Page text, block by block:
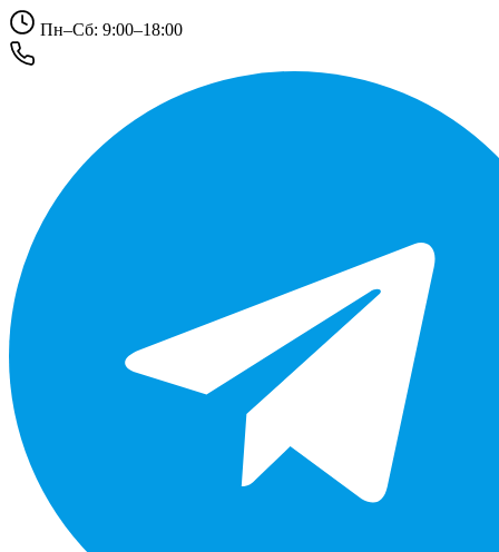
Пн–Сб: 9:00–18:00